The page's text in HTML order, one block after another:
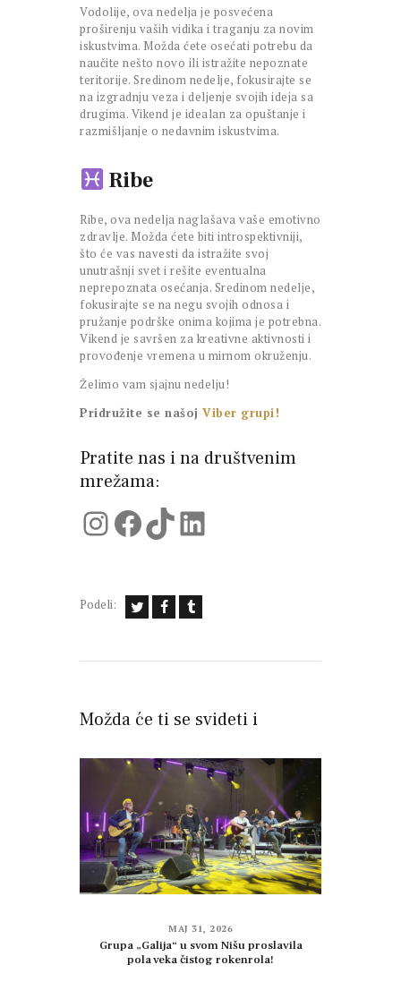
Vodolije, ova nedelja je posvećena
proširenju vaših vidika i traganju za novim
iskustvima. Možda ćete osećati potrebu da
naučite nešto novo ili istražite nepoznate
teritorije. Sredinom nedelje, fokusirajte se
na izgradnju veza i deljenje svojih ideja sa
drugima. Vikend je idealan za opuštanje i
razmišljanje o nedavnim iskustvima.
Ribe
Ribe, ova nedelja naglašava vaše emotivno
zdravlje. Možda ćete biti introspektivniji,
što će vas navesti da istražite svoj
unutrašnji svet i rešite eventualna
neprepoznata osećanja. Sredinom nedelje,
fokusirajte se na negu svojih odnosa i
pružanje podrške onima kojima je potrebna.
Vikend je savršen za kreativne aktivnosti i
provođenje vremena u mirnom okruženju.
Želimo vam sjajnu nedelju!
Pridružite se našoj Viber grupi!
Pratite nas i na društvenim
mrežama:
Instagram
Facebook
TikTok
LinkedIn
Podeli:
Možda će ti se svideti i
MAJ 31, 2026
Grupa „Galija“ u svom Nišu proslavila
pola veka čistog rokenrola!